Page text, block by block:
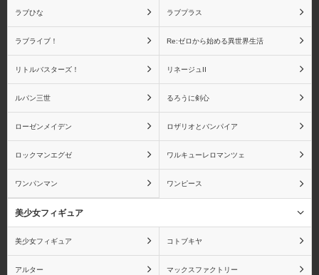
ラブひな ラブプラス
ラブライブ！ Re:ゼロから始める異世界生活
リトルバスターズ！ リネージュII
ルパン三世 るろうに剣心
ローゼンメイデン ロザリオとバンパイア
ロックマンエグゼ ワルキューレロマンツェ
ワンパンマン ワンピース
美少女フィギュア
美少女フィギュア コトブキヤ
アルター マックスファクトリー